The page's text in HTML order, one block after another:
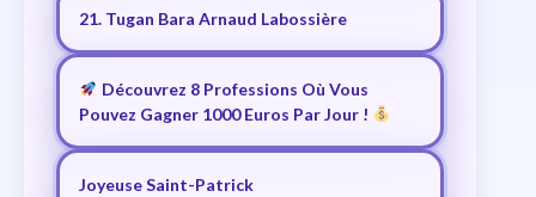
21. Tugan Bara Arnaud Labossière
Découvrez 8 Professions Où Vous
Pouvez Gagner 1000 Euros Par Jour !
Joyeuse Saint-Patrick